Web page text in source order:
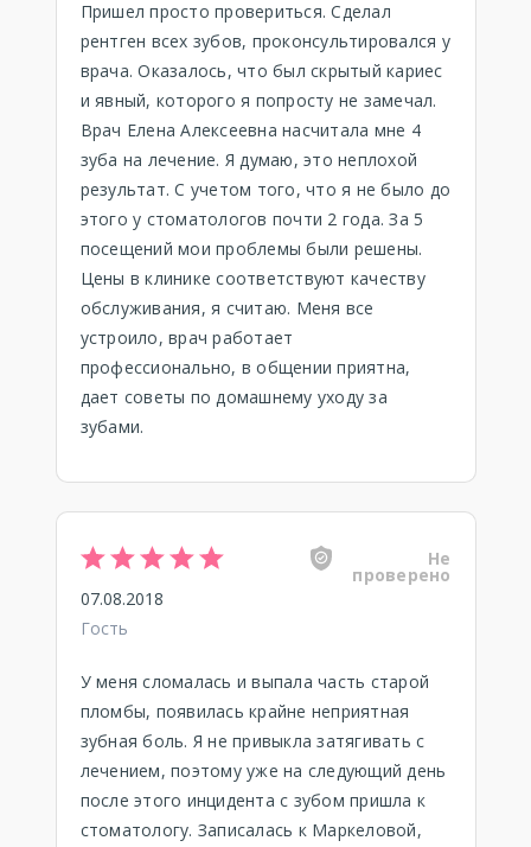
Пришел просто провериться. Сделал
рентген всех зубов, проконсультировался у
врача. Оказалось, что был скрытый кариес
и явный, которого я попросту не замечал.
Врач Елена Алексеевна насчитала мне 4
зуба на лечение. Я думаю, это неплохой
результат. С учетом того, что я не было до
этого у стоматологов почти 2 года. За 5
посещений мои проблемы были решены.
Цены в клинике соответствуют качеству
обслуживания, я считаю. Меня все
устроило, врач работает
профессионально, в общении приятна,
дает советы по домашнему уходу за
зубами.
Не
проверено
07.08.2018
Гость
У меня сломалась и выпала часть старой
пломбы, появилась крайне неприятная
зубная боль. Я не привыкла затягивать с
лечением, поэтому уже на следующий день
после этого инцидента с зубом пришла к
стоматологу. Записалась к Маркеловой,